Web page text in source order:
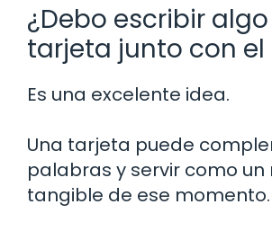
¿Debo escribir
tarjeta junto con el
Es una excelente idea.
Una tarjeta puede
palabras y servir como un
tangible de ese momento.